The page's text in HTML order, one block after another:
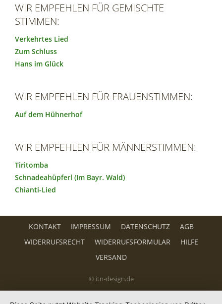
WIR EMPFEHLEN FÜR GEMISCHTE
STIMMEN:
Verkehrtes Lied
Zum Schluss
Hans im Glück
WIR EMPFEHLEN FÜR FRAUENSTIMMEN:
Auf dem Hühnerhof
WIR EMPFEHLEN FÜR MÄNNERSTIMMEN:
Tiritomba
Schnadeahüpferl (Im Bayr. Wald)
Chianti-Lied
KONTAKT IMPRESSUM DATENSCHUTZ
AGB
WIDERRUFSRECHT
WIDERRUFSFORMULAR
HILFE
VERSAND
© itn-design.de